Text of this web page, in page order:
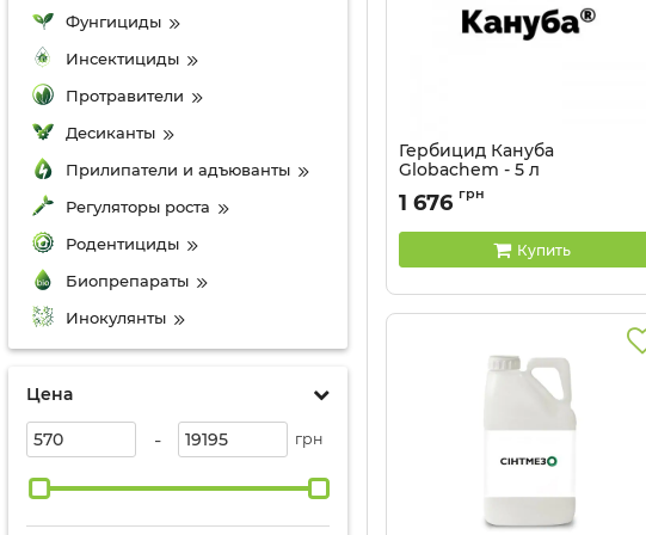
Фунгициды
Инсектициды
Протравители
Десиканты
Прилипатели и адъюванты
Регуляторы роста
Родентициды
Биопрепараты
Инокулянты
Цена
- грн
Гербицид Кануба
Globachem - 5 л
Артикул: 1107011
1 676 грн
Купить